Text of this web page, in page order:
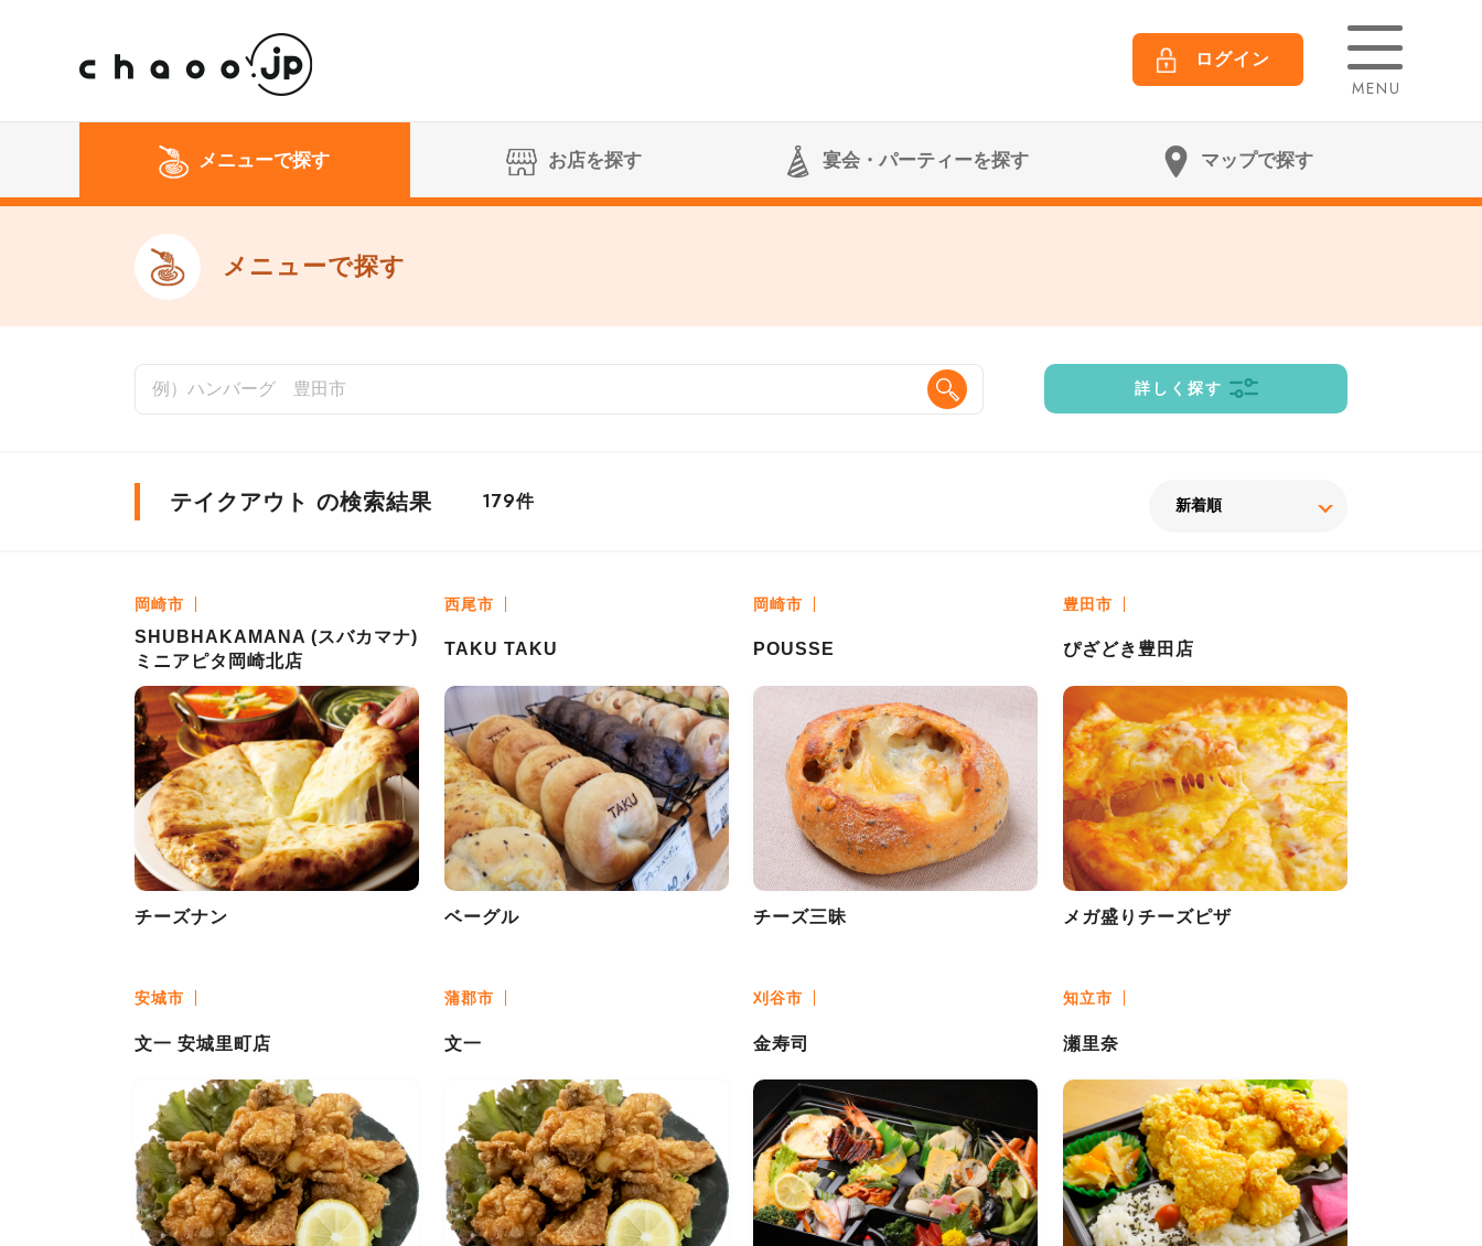
ログイン
MENU
メニューで探す お店を探す 宴会 ・パーティーを探す マップで探す
メニューで探す
詳しく探す
テイクアウト の検索結果 179件
岡崎市
SHUBHAKAMANA (スバカマナ)
ミニアピタ岡崎北店
チーズナン
西尾市
TAKU TAKU
ベーグル
岡崎市
POUSSE
チーズ三昧
豊田市
ぴざどき豊田店
メガ盛りチーズピザ
安城市
文一 安城里町店
蒲郡市
文一
刈谷市
金寿司
知立市
瀬里奈